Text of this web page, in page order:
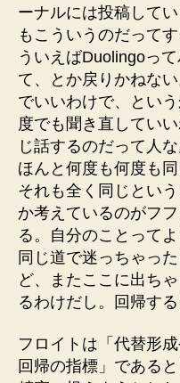
ーナルには投稿して
もこういうのだって
ういえばDuolingoっ
て、とか戻りかねな
でいいわけで、とい
度でも聞き直してい
じ話するのだって人
ほんと何度も何度も
それも全く同じとい
か考えているのがフ
る。自分のことって
同じ道で迷っちゃっ
ど、またここに出ち
るわけだし。回帰する
フロイトは「代替形
回帰の指標」である